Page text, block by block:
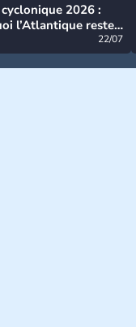
2026 :
l’Atlantique reste
22/07